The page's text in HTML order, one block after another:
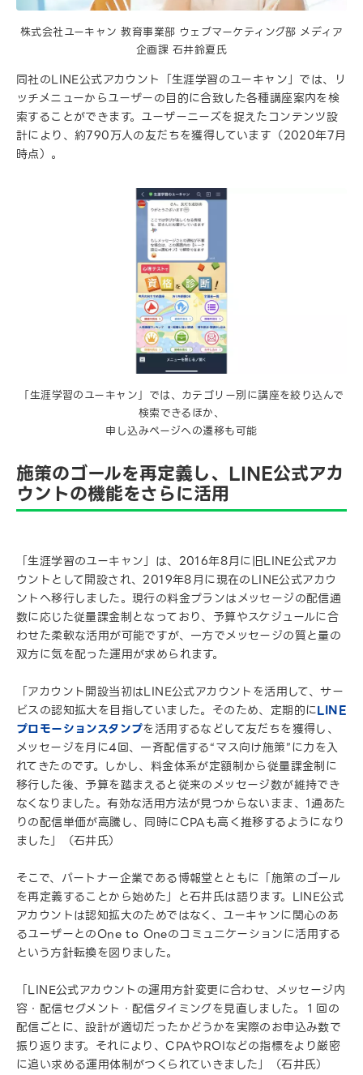
株式会社ユーキャン 教育事業部 ウェブマーケティング部 メディア
企画課 石井鈴夏氏
同社のLINE公式アカウント「生涯学習のユーキャン」では、リ
ッチメニューからユーザーの目的に合致した各種講座案内を検
索することができます。ユーザーニーズを捉えたコンテンツ設
計により、約790万人の友だちを獲得しています（2020年7月
時点）。
「生涯学習のユーキャン」では、カテゴリー別に講座を絞り込んで
検索できるほか、
申し込みページへの遷移も可能
施策のゴールを再定義し、LINE公式アカ
ウントの機能をさらに活用
「生涯学習のユーキャン」は、2016年8月に旧LINE公式アカ
ウントとして開設され、2019年8月に現在のLINE公式アカウ
ントへ移行しました。現行の料金プランはメッセージの配信通
数に応じた従量課金制となっており、予算やスケジュールに合
わせた柔軟な活用が可能ですが、一方でメッセージの質と量の
双方に気を配った運用が求められます。
「アカウント開設当初はLINE公式アカウントを活用して、サー
ビスの認知拡大を目指していました。そのため、定期的にLINE
プロモーションスタンプを活用するなどして友だちを獲得し、
メッセージを月に4回、一斉配信する“マス向け施策”に力を入
れてきたのです。しかし、料金体系が定額制から従量課金制に
移行した後、予算を踏まえると従来のメッセージ数が維持でき
なくなりました。有効な活用方法が見つからないまま、1通あた
りの配信単価が高騰し、同時にCPAも高く推移するようになり
ました」（石井氏）
そこで、パートナー企業である博報堂とともに「施策のゴール
を再定義することから始めた」と石井氏は語ります。LINE公式
アカウントは認知拡大のためではなく、ユーキャンに関心のあ
るユーザーとのOne to Oneのコミュニケーションに活用する
という方針転換を図りました。
「LINE公式アカウントの運用方針変更に合わせ、メッセージ内
容・配信セグメント・配信タイミングを見直しました。１回の
配信ごとに、設計が適切だったかどうかを実際のお申込み数で
振り返ります。それにより、CPAやROIなどの指標をより厳密
に追い求める運用体制がつくられていきました」（石井氏）